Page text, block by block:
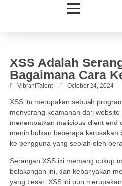
XSS Adalah
Bagaimana Cara
VibrantTalent October 24, 2024
XSS itu merupakan sebuah
menyerang keamanan dari website
menempatkan malicious client end
menimbulkan beberapa kerusakan
ke pengguna yang seolah-oleh
Serangan XSS ini memang cukup
belakangan ini, dan kebanyakan
yang besar. XSS ini pun